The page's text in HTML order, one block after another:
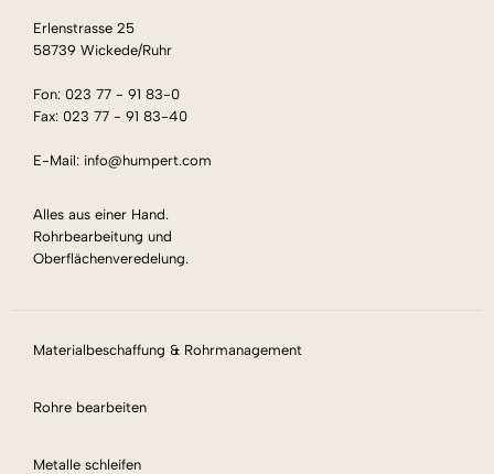
Erlenstrasse 25
58739 Wickede/Ruhr
Fon: 023 77 - 91 83-0
Fax: 023 77 - 91 83-40
E-Mail: info@humpert.com
Alles aus einer Hand.
Rohrbearbeitung und
Oberflächenveredelung.
Materialbeschaffung & Rohrmanagement
Rohre bearbeiten
Metalle schleifen